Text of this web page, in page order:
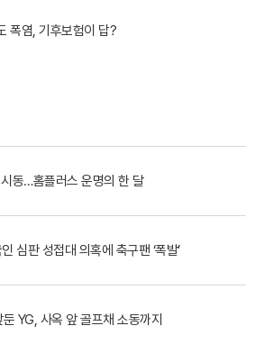
폭염, 기후보험이 답?
동…홈플러스 운명의 한 달
심판 성접대 의혹에 축구팬 ‘폭발’
YG, 사옥 앞 골프채 소동까지